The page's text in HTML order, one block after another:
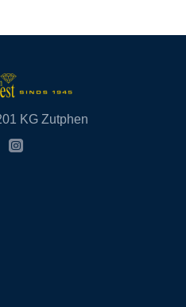
KG Zutphen